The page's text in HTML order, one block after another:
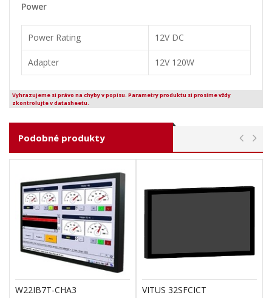
Power
Power Rating 12V DC
Adapter 12V 120W
Vyhrazujeme si právo na chyby v popisu. Parametry produktu si prosíme vždy
zkontrolujte v datasheetu.
Podobné produkty
W22IB7T-CHA3 VITUS 32SFCICT